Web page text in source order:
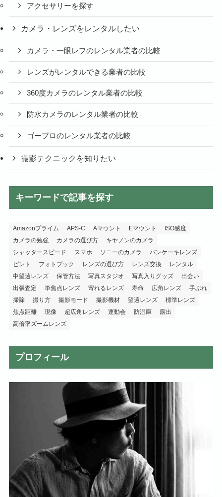
アクセサリーを探す
カメラ・レンズをレンタルしたい
カメラ・一眼レフのレンタル業者の比較
レンズがレンタルできる業者の比較
360度カメラのレンタル業者の比較
防水カメラのレンタル業者の比較
ゴープロのレンタル業者の比較
撮影テクニックを知りたい
キーワードで記事を探す
Amazonプライム APS-C Aマウント Eマウント
ISO感度
カメラの勉強
カメラの選び方
キヤノンのカメラ
シャッタースピード
スマホ ソニーのカメラ
パンケーキレンズ
ピント
フォトブック レンズの選び方 レンズ交換
レンタル
中望遠レンズ
保管方法 写真スタジオ 写真入りグッズ
出会い
出張査定
単焦点レンズ 寄れるレンズ 寿命 広角レンズ
手ぶれ
掃除
撮り方 撮影モード 撮影機材 望遠レンズ
標準レンズ
焦点距離
現像 超広角レンズ 運動会 防湿庫
露出
高倍率ズームレンズ
プロフィール